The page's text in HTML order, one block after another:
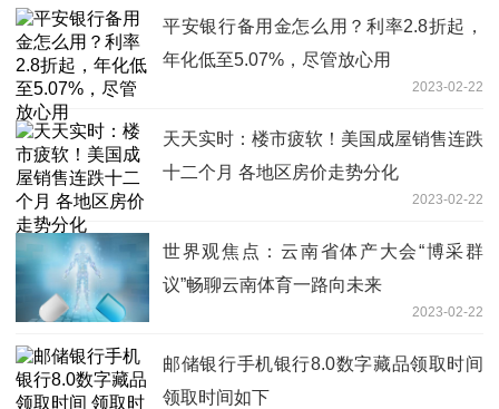
平安银行备用金怎么用？利率2.8折起，
年化低至5.07%，尽管放心用
2023-02-22
天天实时：楼市疲软！美国成屋销售连跌
十二个月 各地区房价走势分化
2023-02-22
世界观焦点：云南省体产大会“博采群
议”畅聊云南体育一路向未来
2023-02-22
邮储银行手机银行8.0数字藏品领取时间
领取时间如下